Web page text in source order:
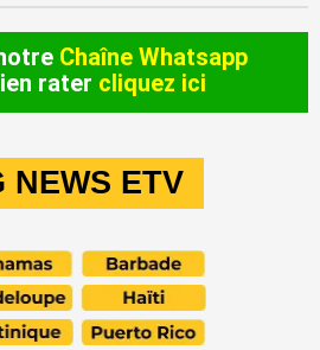
Chaîne Whatsapp
rater cliquez ici
NEWS ETV